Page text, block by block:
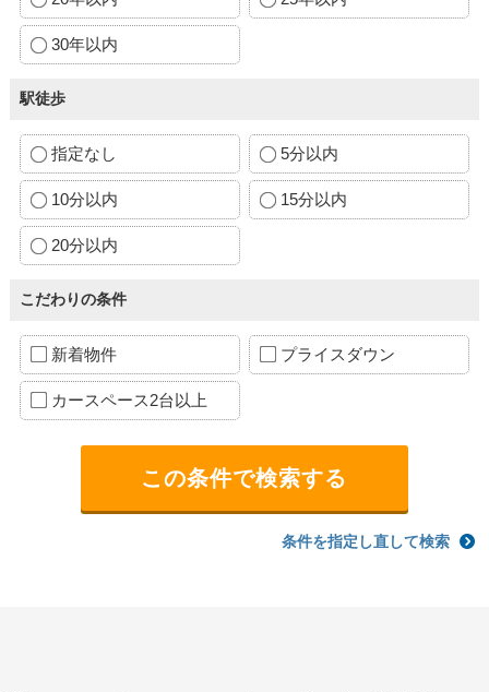
30年以内
駅徒歩
指定なし 5分以内
10分以内 15分以内
20分以内
こだわりの条件
新着物件 プライスダウン
カースペース2台以上
条件を指定し直して検索